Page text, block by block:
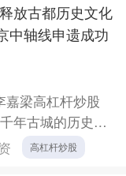
放古都历史文化
轴线申遗成功
嘉梁高杠杆炒股
年古城的历史魅
中国理想....
高杠杆炒股